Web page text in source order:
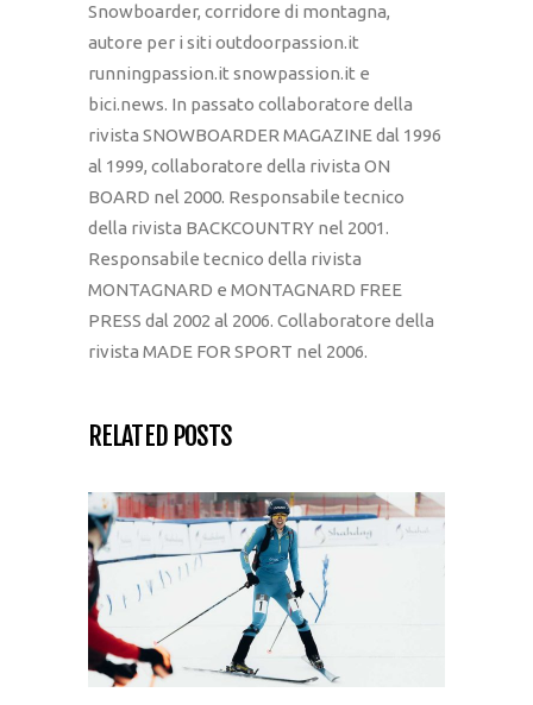
Snowboarder, corridore di montagna,
autore per i siti outdoorpassion.it
runningpassion.it snowpassion.it e
bici.news. In passato collaboratore della
rivista SNOWBOARDER MAGAZINE dal 1996
al 1999, collaboratore della rivista ON
BOARD nel 2000. Responsabile tecnico
della rivista BACKCOUNTRY nel 2001.
Responsabile tecnico della rivista
MONTAGNARD e MONTAGNARD FREE
PRESS dal 2002 al 2006. Collaboratore della
rivista MADE FOR SPORT nel 2006.
RELATED POSTS